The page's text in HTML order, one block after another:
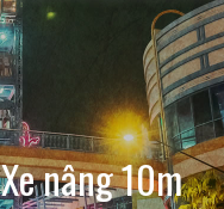
Xe nâng 10m